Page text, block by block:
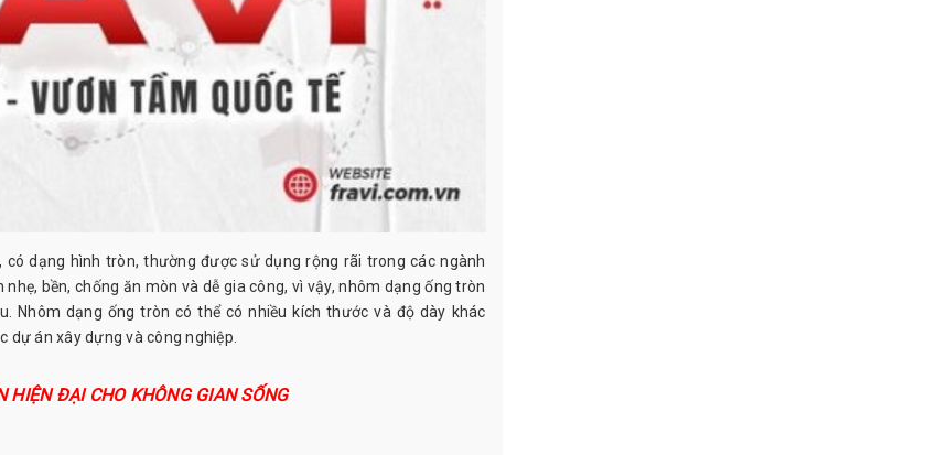
dạng hình tròn, thường được sử dụng rộng rãi trong các ngành
bền, chống ăn mòn và dễ gia công, vì vậy, nhôm dạng ống tròn
Nhôm dạng ống tròn có thể có nhiều kích thước và độ dày khác
dự án xây dựng và công nghiệp.
ĐẠI CHO KHÔNG GIAN SỐNG